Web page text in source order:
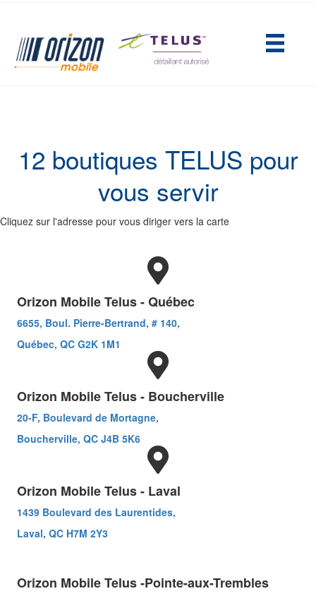
(opens in new tab)
12 boutiques TELUS pour
vous servir
Cliquez sur l'adresse pour vous diriger vers la carte
Orizon Mobile Telus - Québec
6655, Boul. Pierre-Bertrand, # 140,
Québec, QC G2K 1M1
Orizon Mobile Telus - Boucherville
20-F, Boulevard de Mortagne,
Boucherville, QC J4B 5K6
Orizon Mobile Telus - Laval
1439 Boulevard des Laurentides,
Laval, QC H7M 2Y3
Orizon Mobile Telus -Pointe-aux-Trembles